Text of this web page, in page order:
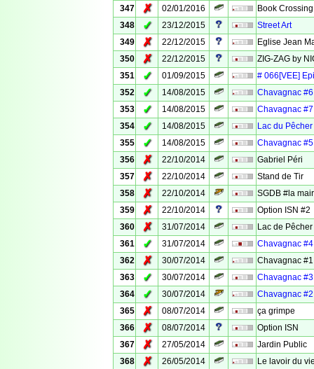
347
✗ 02/01/2016
Book Crossing
348
✓ 23/12/2015
Street Art
349
✗ 22/12/2015
Eglise Jean
350
✗ 22/12/2015
ZIG-ZAG by
351
✓ 01/09/2015
# 066[VEE]
352
✓ 14/08/2015
Chavagnac
353
✓ 14/08/2015
Chavagnac
354
✓ 14/08/2015
Lac du
355
✓ 14/08/2015
Chavagnac
356
✗ 22/10/2014
Gabriel Péri
357
✗ 22/10/2014
Stand de Tir
358
✗ 22/10/2014
SGDB #la
359
✗ 22/10/2014
Option ISN #2
360
✗ 31/07/2014
Lac de
361
✓ 31/07/2014
Chavagnac
362
✗ 30/07/2014
Chavagnac
363
✓ 30/07/2014
Chavagnac
364
✓ 30/07/2014
Chavagnac
365
✗ 08/07/2014
ça grimpe
366
✗ 08/07/2014
Option ISN
367
✗ 27/05/2014
Jardin Public
368
✗ 26/05/2014
Le lavoir du